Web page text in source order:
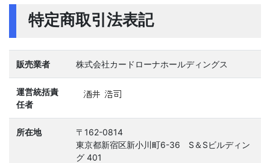
特定商取引法表記
販売業者 株式会社カードローナホールディングス
運営統括責
任者
所在地
〒162-0814
東京都新宿区新小川町6-36 S＆Sビルディン
グ 401